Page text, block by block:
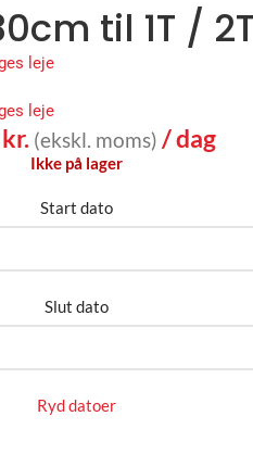
til 1T / 2T
leje
leje
kr. (ekskl. moms) / dag
Ikke på lager
Start dato
Slut dato
Ryd datoer